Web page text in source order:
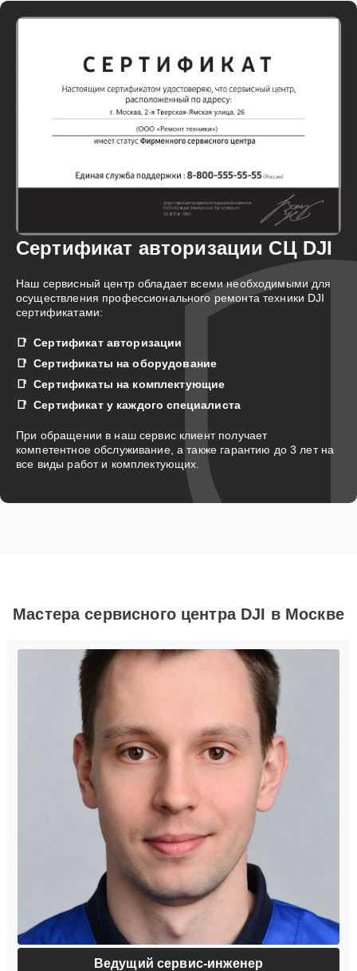
Сертификат авторизации СЦ DJI
Наш сервисный центр обладает всеми необходимыми для
осуществления профессионального ремонта техники DJI
сертификатами:
Сертификат авторизации
Сертификаты на оборудование
Сертификаты на комплектующие
Сертификат у каждого специалиста
При обращении в наш сервис клиент получает
компетентное обслуживание, а также гарантию до 3 лет на
все виды работ и комплектующих.
Мастера сервисного центра DJI в Москве
Ведущий сервис-инженер